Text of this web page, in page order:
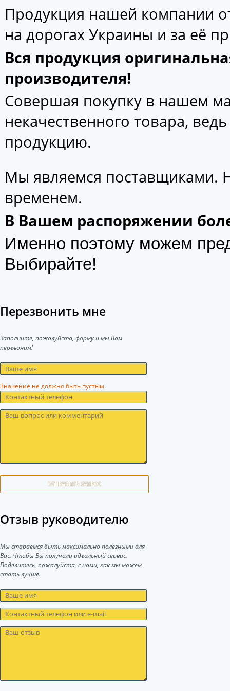
Продукция нашей компании
на дорогах Украины и за её
Вся продукция
производителя!
Совершая покупку в нашем
некачественного товара,
продукцию.
Мы являемся поставщиками.
временем.
В Вашем распоряжении
Именно поэтому можем
Выбирайте!
Перезвонить мне
Заполните, пожалуйста, форму и мы Вам
перевоним!
Значение не должно быть пустым.
ОТПРАВИТЬ ЗАПРОС
Отзыв руководителю
Мы стараемся быть максимально полезными для
Вас. Чтобы Вы получали идеальный сервис.
Поделитесь, пожалуйста, с нами, как мы можем
стать лучше.